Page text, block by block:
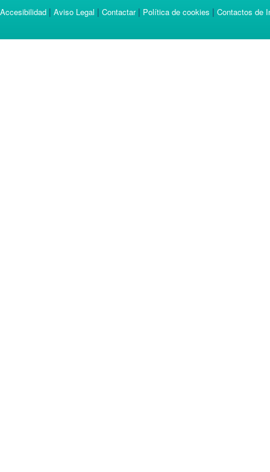
Accesibilidad | Aviso Legal | Contactar| Política de cookies | Contactos de